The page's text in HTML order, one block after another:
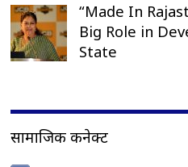
“Made In
Big Role in
State
सामाजिक कनेक्ट